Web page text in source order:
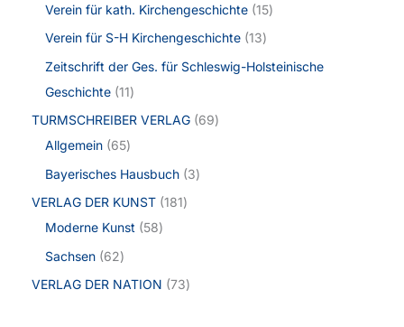
Verein für kath. Kirchengeschichte 15
Verein für S-H Kirchengeschichte 13
Zeitschrift der Ges. für Schleswig-Holsteinische
Geschichte 11
TURMSCHREIBER VERLAG 69
Allgemein 65
Bayerisches Hausbuch 3
VERLAG DER KUNST 181
Moderne Kunst
58
Sachsen 62
VERLAG DER NATION 73